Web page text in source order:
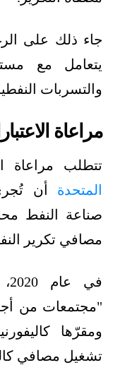
جاء ذلك على
يتعامل مع
والتسربات
مراعاة
تتطلب مراعاة
المتحدة أن
صناعة النفط
مصافي تكرير
ومقرّها
تشغيل مصافي